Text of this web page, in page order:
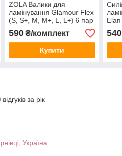
ZOLA Валики для
ламінування Glamour Flex
(S, S+, M, M+, L, L+) 6 пар
| для L-вигину
590₴/комплект
Купити
540
за рік
Україна